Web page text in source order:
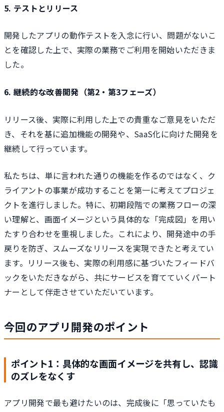
5. テストとリリース
開発したアプリの動作テストを入念に行い、問題がないこ
とを確認した上で、実際の業務でご利用を開始いただきま
した。
6. 継続的な改善開発（第2・第3フェーズ）
リリース後、実際に利用した上での貴重なご意見をいただ
き、それを基に追加機能の開発や、SaaS化に向けた開発を
継続して行っています。
私たちは、単に言われた通りの機能を作るのではなく、ク
ライアントの事業が成功することを第一に考えてプロジェ
クトを進行しました。特に、初期段階での業務フローの深
い理解と、画面イメージという具体的な「完成図」を用い
たすり合わせを重視しました。これにより、開発途中の手
戻りを防ぎ、スムーズなリリースを実現できたと考えてい
ます。リリース後も、実際の利用感に基づいたフィードバ
ックをいただきながら、共にサービスを育てていくパート
ナーとして伴走させていただいています。
今回のアプリ開発のポイント
ポイント1：具体的な画面イメージを共有し、認識
のズレをなくす
アプリ開発で最も避けたいのは、完成後に「思っていたも